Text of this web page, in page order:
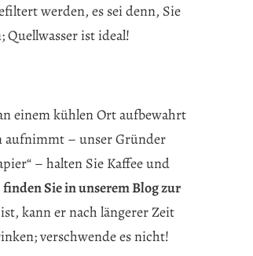
werden, es sei denn, Sie
Quellwasser ist ideal!
einem kühlen Ort aufbewahrt
aufnimmt – unser Gründer
– halten Sie Kaffee und
finden Sie in unserem Blog zur
kann er nach längerer Zeit
verschwende es nicht!